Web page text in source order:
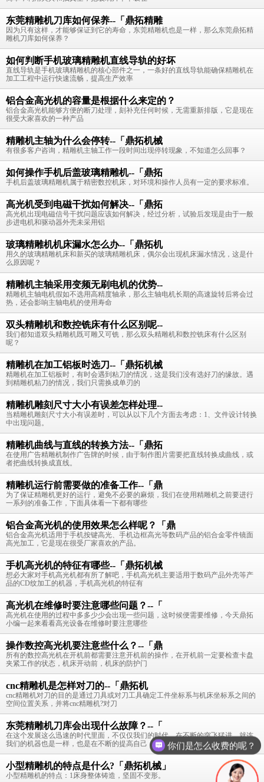
东莞精雕机刀库如何保养--「鼎拓精雕
因为只有这样，才能够保证到它的寿命，东莞精雕机也是一样，那么东莞鼎拓精
雕机刀库如何保养？
如何判断手机玻璃精雕机直线导轨的好坏
直线导轨是手机玻璃精雕机的核心部件之一，一条好的直线导轨能确保精雕机在
加工工程中运行快速流畅，提高生产效率
铝合金高光机的容量是根据什么来定的？
铝合金高光机能够方便的断刀处理，刻补充任何时候，无需重新排版，它是现在
很受大家喜欢的一种产品
精雕机主轴为什么会停转--「鼎拓机械
有很多客户咨询，精雕机主轴工作一段时间出现停转现象，不知道怎么回事？
如何操作手机后盖玻璃精雕机--「鼎拓
手机后盖玻璃精雕机属于精密数控机床，对环境和操作人员有一定的要求标准。
高光机受到电磁干扰如何解决--「鼎拓
高光机出现电磁信号干扰问题应该如何解决，经过分析，试验后发现是由于一般
步进电机和驱动器外壳未采用铝
玻璃精雕机机床漏水怎么办--「鼎拓机
用久的玻璃精雕机床和新买的玻璃精雕机床，偶尔会出现机床漏水情况，这是什
么原因呢？
精雕机主轴采用变频无刷电机的优势--
精雕机主轴电机假如不选用高精度轴承，那么主轴电机长期的高速旋转后将会过
热，还会影响主轴电机的使用寿命
双头精雕机和数控铣床有什么区别呢--
我们都知道双头精雕机既可雕又可铣，那么双头精雕机和数控铣床有什么区别
呢？
精雕机在加工铝板时选刀--「鼎拓机械
精雕机在加工铝板时，有时会遇到粘刀的情况，这是我们没有选好刀的缘故。遇
到精雕机粘刀的情况，我们只需换成单刃的
精雕机雕刻尺寸大小有误差怎样处理--
当精雕机雕刻尺寸大小有误差时，可以从以下几个方面去考虑：1、文件设计转换
中出现问题。
精雕机曲线与直线的转换方法--「鼎拓
在使用广告精雕机制作广告牌的时候，由于制作图片需要把直线转换成曲线，或
者把曲线转换成直线。
精雕机运行前需要做的准备工作--「鼎
为了保证精雕机更好的运行，避免不必要的麻烦，我们在使用精雕机之前要进行
一系列的准备工作，下面具体看一下都有哪些
铝合金高光机的使用效果怎么样呢？「鼎
铝合金高光机适用于手机按键高光、手机边框高光等数码产品的铝合金零件镜面
高光加工，它是现在很受厂家喜欢的产品。
手机高光机的特征有哪些--「鼎拓机械
想必大家对手机高光机都有所了解吧，手机高光机主要适用于数码产品外壳等产
品的CD纹加工的机器，手机高光机的特征有
高光机在维修时要注意哪些问题？--「
高光机在使用的过程中多多少少会出现一些问题，这时候便需要维修，今天鼎拓
小编一起来看看高光设备在维修时要注意哪些
操作数控高光机要注意些什么？--「鼎
所有的数控高光机在开机前都需要注意开机前的操作，在开机前一定要检查卡盘
夹紧工作的状态，机床开动前，机床的防护门
cnc精雕机是怎样对刀的--「鼎拓机
cnc精雕机对刀的目的是通过刀具或对刀工具确定工件坐标系与机床坐标系之间的
空间位置关系，并将cnc精雕机?对刀
东莞精雕机刀库会出现什么故障？--「
在这个发展这么迅速的时代里面，不仅仅我们的时代，在不断的突飞猛进，就连
我们的机器也是一样，也是在不断的提高自己
小型精雕机的特点是什么?「鼎拓机械」
小型精雕机的特点：1床身整体铸造，坚固不变形。
现在有优惠活动么？